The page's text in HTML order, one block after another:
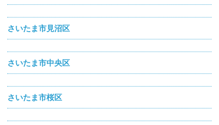
さいたま市見沼区
さいたま市中央区
さいたま市桜区